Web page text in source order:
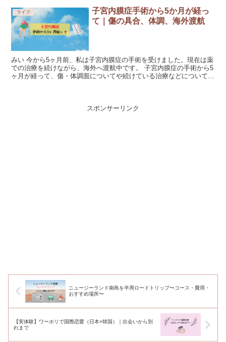
ライフ
子宮内膜症手術から5か月が経っ
て｜傷の具合、体調、海外渡航
みい 今から5ヶ月前、私は子宮内膜症の手術を受けました。現在は薬
での治療を続けながら、海外へ渡航中です。 子宮内膜症の手術から5
ヶ月が経って、傷・体調面についてや続けている治療などについてま
スポンサーリンク
ニュージーランド南島を半周ロードトリップ〜コース・費用・
おすすめ場所〜
【実体験】ワーホリで国際恋愛（日本×韓国）｜出会いから別
れまで